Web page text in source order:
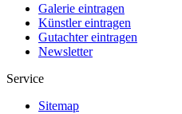
Galerie eintragen
Künstler eintragen
Gutachter eintragen
Newsletter
Service
Sitemap